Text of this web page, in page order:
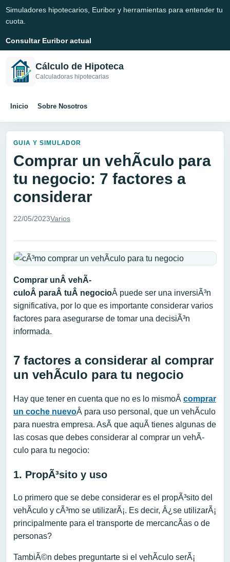
Simuladores hipotecarios, Euribor y herramientas para entender tu
cuota.
Consultar Euribor actual
Cálculo de Hipoteca
Calculadoras hipotecarias
Inicio Sobre Nosotros
GUIA Y SIMULADOR
Comprar un vehÃ­culo para
tu negocio: 7 factores a
considerar
22/05/2023Varios
Comprar unÂ vehÃ­
culoÂ paraÂ tuÂ negocioÂ puede ser una inversiÃ³n
significativa, por lo que es importante considerar varios
factores para asegurarse de tomar una decisiÃ³n
informada.
7 factores a considerar al comprar
un vehÃ­culo para tu negocio
Hay que tener en cuenta que no es lo mismoÂ comprar
un coche nuevoÂ para uso personal, que un vehÃ­culo
para nuestra empresa. AsÃ­ que aquÃ­ tienes algunas de
las cosas que debes considerar al comprar un vehÃ­
culo para tu negocio:
1. PropÃ³sito y uso
Lo primero que se debe considerar es el propÃ³sito del
vehÃ­culo y cÃ³mo se utilizarÃ¡. Es decir, Â¿se utilizarÃ¡
principalmente para el transporte de mercancÃ­as o de
personas?
TambiÃ©n debes preguntarte si el vehÃ­culo serÃ¡